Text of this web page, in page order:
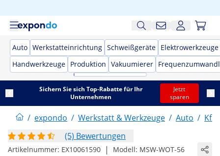
Auto Werkstatteinrichtung Schweißgeräte Elektrowerkzeuge
Handwerkzeuge Produktion Vakuumierer
Sichern Sie sich Top-Rabatte für Ihr
Unternehmen
Jetzt
sparen
/ expondo / Werkstatt & Werkzeuge / Auto /
(5) Bewertungen
Artikelnummer: EX10061590 | Modell: MSW-WOT-56